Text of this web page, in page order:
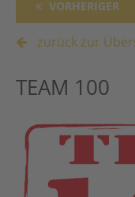
VORHERIGER
zurück zur
TEAM 100